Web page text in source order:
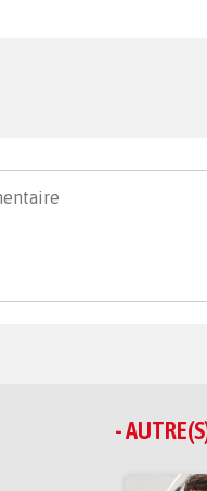
-